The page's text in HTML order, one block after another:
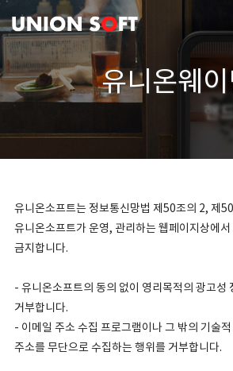
유니온웨
유니온소프트는 정보통신망법 제50조의 2, 제
유니온소프트가 운영, 관리하는 웹페이지상에
금지합니다.
- 유니온소프트의 동의 없이 영리목적의 광고성
거부합니다.
- 이메일 주소 수집 프로그램이나 그 밖의 기술
주소를 무단으로 수집하는 행위를 거부합니다.